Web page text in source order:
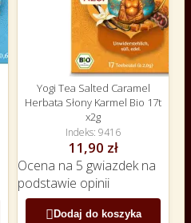
Yogi Tea Salted Caramel
Herbata Słony Karmel Bio 17t
x2g
Indeks 9416
11,90 zł
Ocena na 5 gwiazdek na
podstawie opinii
Dodaj do koszyka